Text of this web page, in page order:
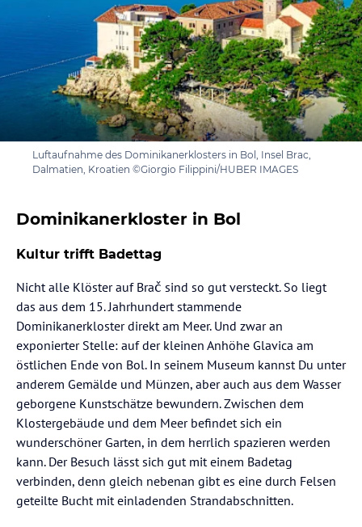
Luftaufnahme des Dominikanerklosters in Bol, Insel Brac,
Dalmatien, Kroatien ©Giorgio Filippini/HUBER IMAGES
Dominikanerkloster in Bol
Kultur trifft Badettag
Nicht alle Klöster auf Brač sind so gut versteckt. So liegt
das aus dem 15. Jahrhundert stammende
Dominikanerkloster direkt am Meer. Und zwar an
exponierter Stelle: auf der kleinen Anhöhe Glavica am
östlichen Ende von Bol. In seinem Museum kannst Du unter
anderem Gemälde und Münzen, aber auch aus dem Wasser
geborgene Kunstschätze bewundern. Zwischen dem
Klostergebäude und dem Meer befindet sich ein
wunderschöner Garten, in dem herrlich spazieren werden
kann. Der Besuch lässt sich gut mit einem Badetag
verbinden, denn gleich nebenan gibt es eine durch Felsen
geteilte Bucht mit einladenden Strandabschnitten.